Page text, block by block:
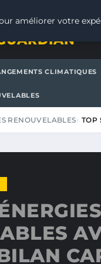
CLIMATIQUES
RENOUVELABLES TOP
améliorer votre